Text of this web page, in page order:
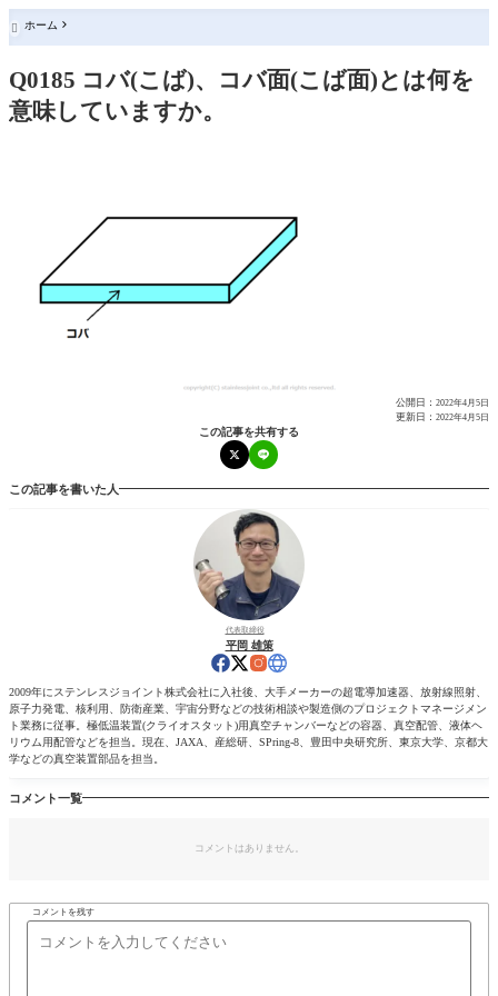
 ホーム
Q0185 コバ(こば)、コバ面(こば面)とは何を
意味していますか。
公開日： 2022年4月5日
更新日： 2022年4月5日
この記事を共有する
この記事を書いた人
代表取締役
平岡 雄策
2009年にステンレスジョイント株式会社に入社後、大手メーカーの超電導加速器、放射線照射、
原子力発電、核利用、防衛産業、宇宙分野などの技術相談や製造側のプロジェクトマネージメン
ト業務に従事。極低温装置(クライオスタット)用真空チャンバーなどの容器、真空配管、液体ヘ
リウム用配管などを担当。現在、JAXA、産総研、SPring-8、豊田中央研究所、東京大学、京都大
学などの真空装置部品を担当。
コメント一覧
コメントはありません。
コメントを残す